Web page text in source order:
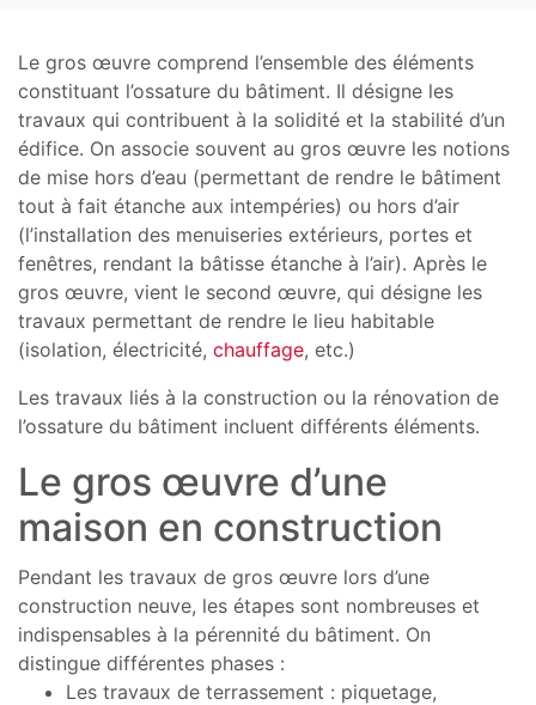
Le gros œuvre comprend l’ensemble des éléments
constituant l’ossature du bâtiment. Il désigne les
travaux qui contribuent à la solidité et la stabilité d’un
édifice. On associe souvent au gros œuvre les notions
de mise hors d’eau (permettant de rendre le bâtiment
tout à fait étanche aux intempéries) ou hors d’air
(l’installation des menuiseries extérieurs, portes et
fenêtres, rendant la bâtisse étanche à l’air). Après le
gros œuvre, vient le second œuvre, qui désigne les
travaux permettant de rendre le lieu habitable
(isolation, électricité, chauffage, etc.)
Les travaux liés à la construction ou la rénovation de
l’ossature du bâtiment incluent différents éléments.
Le gros œuvre d’une
maison en construction
Pendant les travaux de gros œuvre lors d’une
construction neuve, les étapes sont nombreuses et
indispensables à la pérennité du bâtiment. On
distingue différentes phases :
Les travaux de terrassement : piquetage,